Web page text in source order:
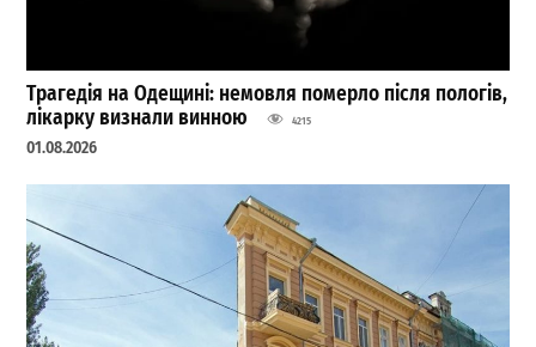
Трагедія на Одещині: немовля померло після пологів,
лікарку визнали винною
4215
01.08.2026